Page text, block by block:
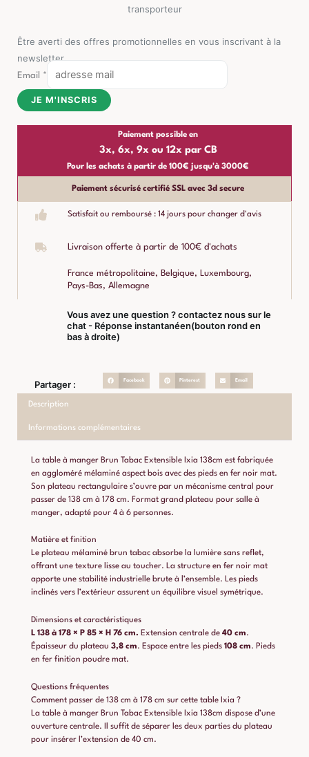
transporteur
Être averti des offres promotionnelles en vous inscrivant à la
newsletter
Email *
JE M'INSCRIS
Paiement possible en
3x, 6x, 9x ou 12x par CB
Pour les achats à partir de 100€ jusqu'à 3000€
Paiement sécurisé certifié SSL avec 3d secure
Satisfait ou remboursé : 14 jours pour changer d'avis
Livraison offerte à partir de 100€ d'achats
France métropolitaine, Belgique, Luxembourg,
Pays-Bas, Allemagne
Vous avez une question ? contactez nous sur le
chat - Réponse instantanéen(bouton rond en
bas à droite)
Partager : Facebook Pinterest Email
Description
Informations complémentaires
La table à manger Brun Tabac Extensible Ixia 138cm est fabriquée
en aggloméré mélaminé aspect bois avec des pieds en fer noir mat.
Son plateau rectangulaire s’ouvre par un mécanisme central pour
passer de 138 cm à 178 cm. Format grand plateau pour salle à
manger, adapté pour 4 à 6 personnes.
Matière et finition
Le plateau mélaminé brun tabac absorbe la lumière sans reflet,
offrant une texture lisse au toucher. La structure en fer noir mat
apporte une stabilité industrielle brute à l’ensemble. Les pieds
inclinés vers l’extérieur assurent un équilibre visuel symétrique.
Dimensions et caractéristiques
L 138 à 178 × P 85 × H 76 cm. Extension centrale de 40 cm.
Épaisseur du plateau 3,8 cm. Espace entre les pieds 108 cm. Pieds
en fer finition poudre mat.
Questions fréquentes
Comment passer de 138 cm à 178 cm sur cette table Ixia ?
La table à manger Brun Tabac Extensible Ixia 138cm dispose d’une
ouverture centrale. Il suffit de séparer les deux parties du plateau
pour insérer l’extension de 40 cm.